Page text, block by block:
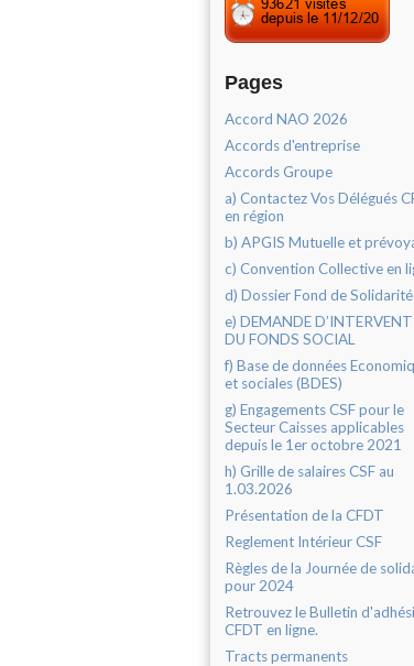
Pages
Accord NAO 2026
Accords d'entreprise
Accords Groupe
a) Contactez Vos Délégués
en région
b) APGIS Mutuelle et
c) Convention Collective en
d) Dossier Fond de Solidarité
e) DEMANDE
DU FONDS SOCIAL
f) Base de données
et sociales (BDES)
g) Engagements CSF pour le
Secteur Caisses applicables
depuis le 1er octobre 2021
h) Grille de salaires CSF au
1.03.2026
Présentation de la CFDT
Reglement Intérieur CSF
Règles de la Journée de
pour 2024
Retrouvez le Bulletin
CFDT en ligne.
Tracts permanents